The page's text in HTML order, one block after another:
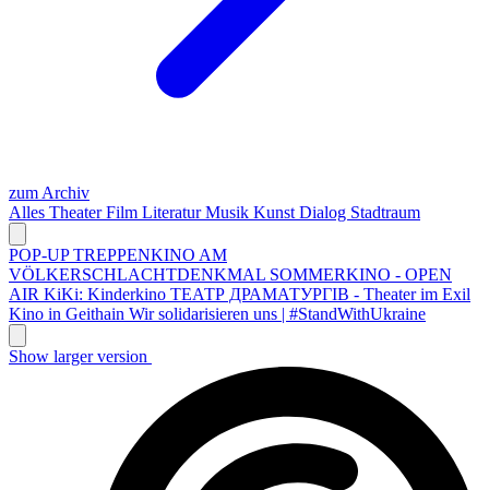
zum Archiv
Alles TheaterFilm LiteraturMusik Kunst Dialog Stadtraum
POP-UP TREPPENKINO AM
VÖLKERSCHLACHTDENKMAL SOMMERKINO - OPEN
AIR KiKi: Kinderkino ТЕАТР ДРАМАТУРГІВ - Theater im Exil
Kino in Geithain Wir solidarisieren uns | #StandWithUkraine
Show larger version